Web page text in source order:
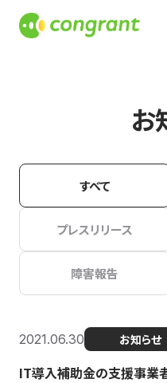
お
すべて
プレスリリース
障害報告
2021.06.30 お知らせ
IT導入補助金の支援事業